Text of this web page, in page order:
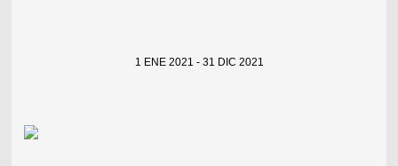
1 ENE 2021 - 31 DIC 2021